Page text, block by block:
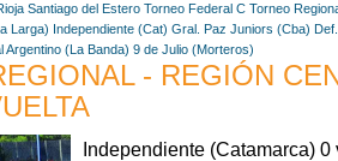
Santiago del Estero Torneo Federal C Torneo
Larga) Independiente (Cat) Gral. Paz Juniors (Cba)
Argentino (La Banda) 9 de Julio (Morteros)
- REGIÓN
Independiente (Catamarca)